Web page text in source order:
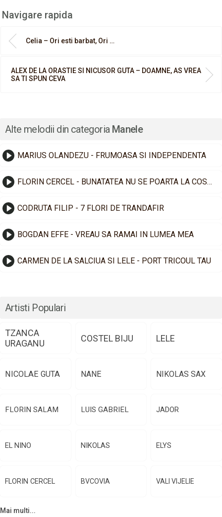
Navigare rapida
Celia – Ori esti barbat, Ori …
ALEX DE LA ORASTIE SI NICUSOR GUTA – DOAMNE, AS VREA
SA TI SPUN CEVA
Alte melodii din categoria Manele
MARIUS OLANDEZU - FRUMOASA SI INDEPENDENTA
FLORIN CERCEL - BUNATATEA NU SE POARTA LA COSTUM
CODRUTA FILIP - 7 FLORI DE TRANDAFIR
BOGDAN EFFE - VREAU SA RAMAI IN LUMEA MEA
CARMEN DE LA SALCIUA SI LELE - PORT TRICOUL TAU
Artisti Populari
TZANCA
URAGANU
COSTEL BIJU LELE
NICOLAE GUTA NANE NIKOLAS SAX
FLORIN SALAM LUIS GABRIEL JADOR
EL NINO NIKOLAS ELYS
FLORIN CERCEL BVCOVIA VALI VIJELIE
Mai multi...